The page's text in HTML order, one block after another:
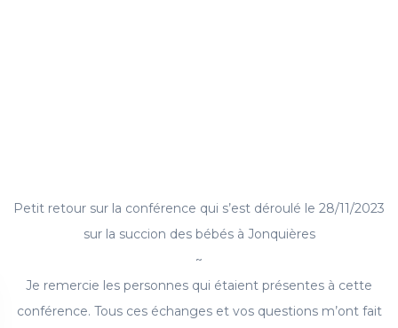
Petit retour sur la conférence qui s’est déroulé le 28/11/2023
sur la succion des bébés à Jonquières
~
Je remercie les personnes qui étaient présentes à cette
conférence. Tous ces échanges et vos questions m’ont fait